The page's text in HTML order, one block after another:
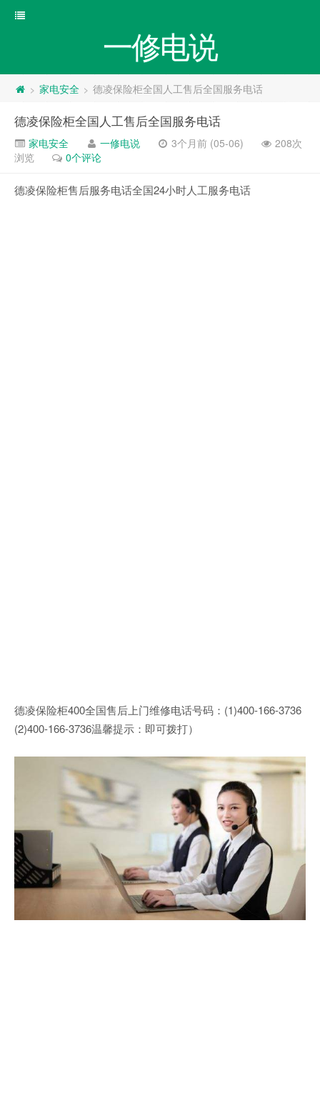
一修电说
> 家电安全 > 德凌保险柜全国人工售后全国服务电话
德凌保险柜全国人工售后全国服务电话
家电安全 一修电说 3个月前 (05-06)
208次
浏览
0个评论
德凌保险柜售后服务电话全国24小时人工服务电话
德凌保险柜400全国售后上门维修电话号码：(1)400-166-3736
(2)400-166-3736温馨提示：即可拨打）